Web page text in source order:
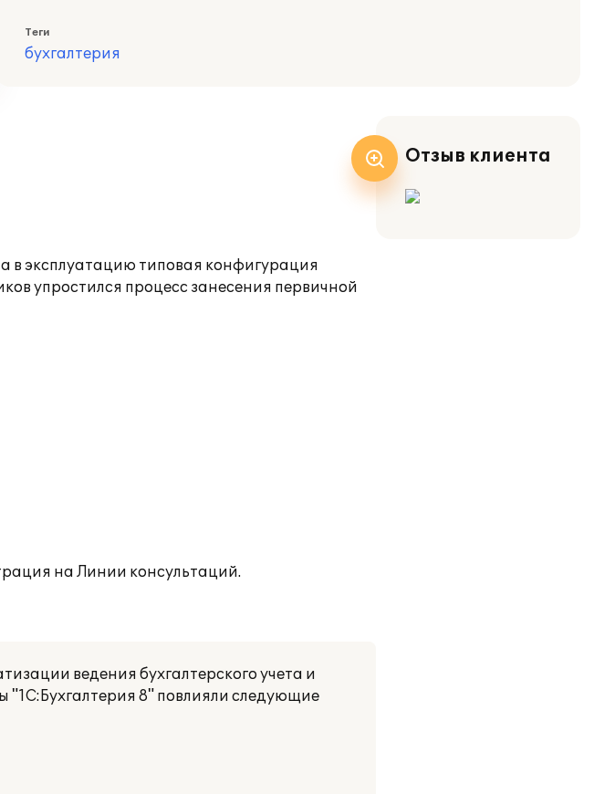
Теги
бухгалтерия
в эксплуатацию типовая конфигурация
упростился процесс занесения первичной
на Линии консультаций.
ведения бухгалтерского учета и
"1С:Бухгалтерия 8" повлияли следующие
Отзыв клиента